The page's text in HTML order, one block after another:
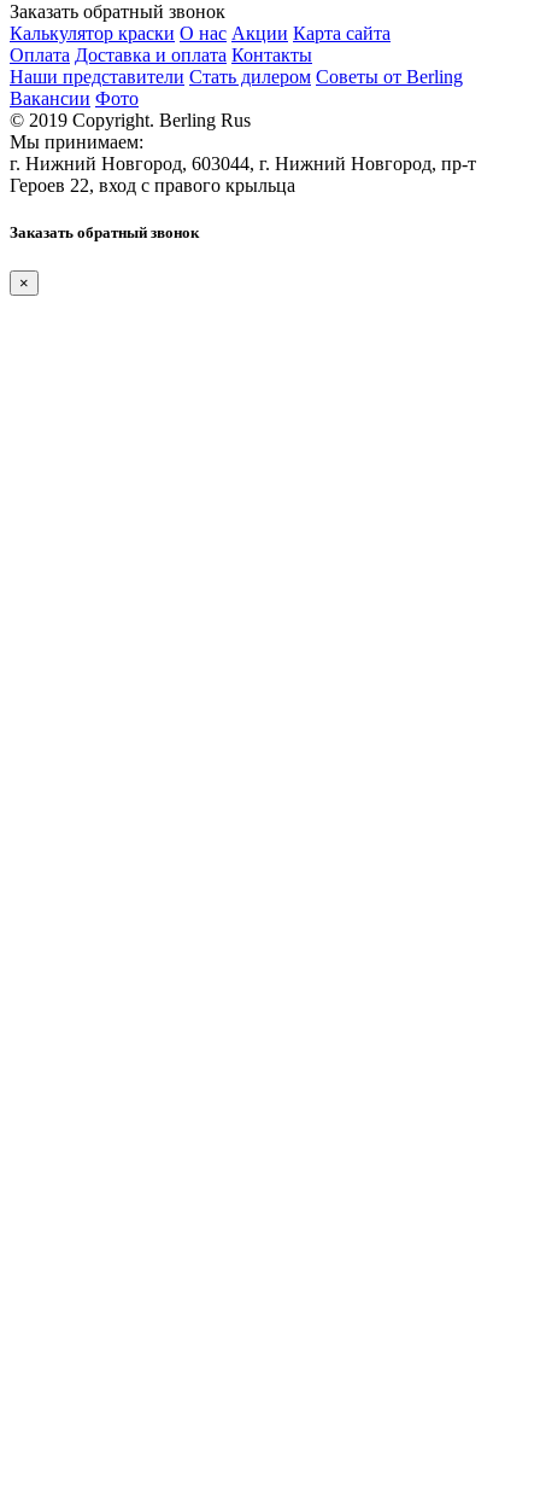
Заказать обратный звонок
Калькулятор краски О нас Акции Карта сайта
Оплата Доставка и оплата Контакты
Наши представители Стать дилером Советы от Berling
Вакансии Фото
© 2019 Copyright. Berling Rus
Мы принимаем:
г. Нижний Новгород, 603044, г. Нижний Новгород, пр-т
Героев 22, вход с правого крыльца
Заказать обратный звонок
×